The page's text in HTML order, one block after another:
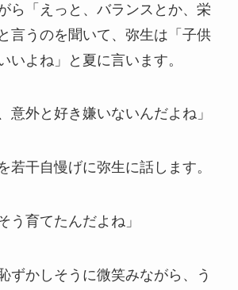
ら「えっと、バランスとか、栄
言うのを聞いて、弥生は「子供
いよね」と夏に言います。
意外と好き嫌いないんだよね」
若干自慢げに弥生に話します。
う育てたんだよね」
ずかしそうに微笑みながら、う